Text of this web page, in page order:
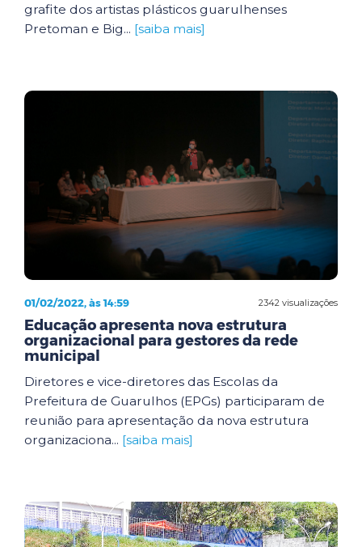
grafite dos artistas plásticos guarulhenses
Pretoman e Big... [saiba mais]
2342 visualizações
01/02/2022, às 14:59
Educação apresenta nova estrutura
organizacional para gestores da rede
municipal
Diretores e vice-diretores das Escolas da
Prefeitura de Guarulhos (EPGs) participaram de
reunião para apresentação da nova estrutura
organizaciona... [saiba mais]